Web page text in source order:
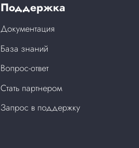
Поддержка
Документация
База знаний
Вопрос-ответ
Стать партнером
Запрос в поддержку